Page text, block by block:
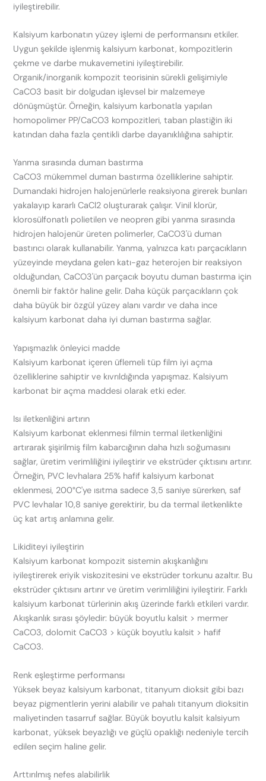
iyileştirebilir.
Kalsiyum karbonatın yüzey işlemi de performansını etkiler.
Uygun şekilde işlenmiş kalsiyum karbonat, kompozitlerin
çekme ve darbe mukavemetini iyileştirebilir.
Organik/inorganik kompozit teorisinin sürekli gelişimiyle
CaCO3 basit bir dolgudan işlevsel bir malzemeye
dönüşmüştür. Örneğin, kalsiyum karbonatla yapılan
homopolimer PP/CaCO3 kompozitleri, taban plastiğin iki
katından daha fazla çentikli darbe dayanıklılığına sahiptir.
Yanma sırasında duman bastırma
CaCO3 mükemmel duman bastırma özelliklerine sahiptir.
Dumandaki hidrojen halojenürlerle reaksiyona girerek bunları
yakalayıp kararlı CaCl2 oluşturarak çalışır. Vinil klorür,
klorosülfonatlı polietilen ve neopren gibi yanma sırasında
hidrojen halojenür üreten polimerler, CaCO3'ü duman
bastırıcı olarak kullanabilir. Yanma, yalnızca katı parçacıkların
yüzeyinde meydana gelen katı-gaz heterojen bir reaksiyon
olduğundan, CaCO3'ün parçacık boyutu duman bastırma için
önemli bir faktör haline gelir. Daha küçük parçacıkların çok
daha büyük bir özgül yüzey alanı vardır ve daha ince
kalsiyum karbonat daha iyi duman bastırma sağlar.
Yapışmazlık önleyici madde
Kalsiyum karbonat içeren üflemeli tüp film iyi açma
özelliklerine sahiptir ve kıvrıldığında yapışmaz. Kalsiyum
karbonat bir açma maddesi olarak etki eder.
Isı iletkenliğini artırın
Kalsiyum karbonat eklenmesi filmin termal iletkenliğini
artırarak şişirilmiş film kabarcığının daha hızlı soğumasını
sağlar, üretim verimliliğini iyileştirir ve ekstrüder çıktısını artırır.
Örneğin, PVC levhalara 25% hafif kalsiyum karbonat
eklenmesi, 200°C'ye ısıtma sadece 3,5 saniye sürerken, saf
PVC levhalar 10,8 saniye gerektirir, bu da termal iletkenlikte
üç kat artış anlamına gelir.
Likiditeyi iyileştirin
Kalsiyum karbonat kompozit sistemin akışkanlığını
iyileştirerek eriyik viskozitesini ve ekstrüder torkunu azaltır. Bu
ekstrüder çıktısını artırır ve üretim verimliliğini iyileştirir. Farklı
kalsiyum karbonat türlerinin akış üzerinde farklı etkileri vardır.
Akışkanlık sırası şöyledir: büyük boyutlu kalsit > mermer
CaCO3, dolomit CaCO3 > küçük boyutlu kalsit > hafif
CaCO3.
Renk eşleştirme performansı
Yüksek beyaz kalsiyum karbonat, titanyum dioksit gibi bazı
beyaz pigmentlerin yerini alabilir ve pahalı titanyum dioksitin
maliyetinden tasarruf sağlar. Büyük boyutlu kalsit kalsiyum
karbonat, yüksek beyazlığı ve güçlü opaklığı nedeniyle tercih
edilen seçim haline gelir.
Arttırılmış nefes alabilirlik